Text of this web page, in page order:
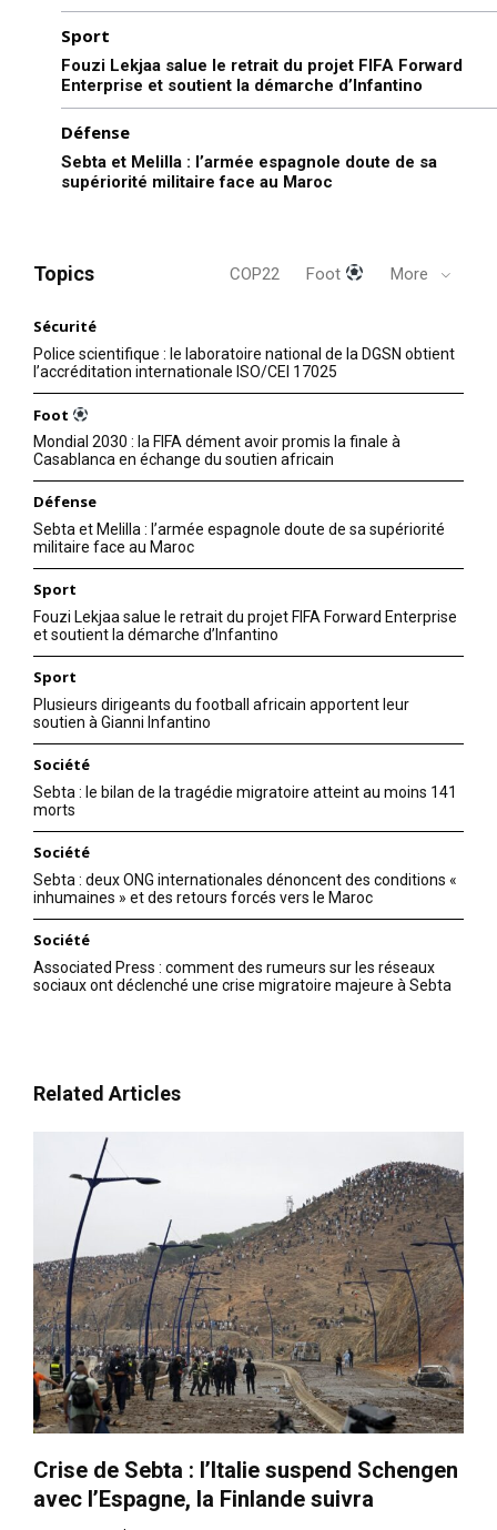
Sport
Fouzi Lekjaa salue le retrait du projet FIFA Forward
Enterprise et soutient la démarche d’Infantino
Défense
Sebta et Melilla : l’armée espagnole doute de sa
supériorité militaire face au Maroc
Topics COP22 Foot More
Sécurité
Police scientifique : le laboratoire national de la DGSN obtient
l’accréditation internationale ISO/CEI 17025
Foot
Mondial 2030 : la FIFA dément avoir promis la finale à
Casablanca en échange du soutien africain
Défense
Sebta et Melilla : l’armée espagnole doute de sa supériorité
militaire face au Maroc
Sport
Fouzi Lekjaa salue le retrait du projet FIFA Forward Enterprise
et soutient la démarche d’Infantino
Sport
Plusieurs dirigeants du football africain apportent leur
soutien à Gianni Infantino
Société
Sebta : le bilan de la tragédie migratoire atteint au moins 141
morts
Société
Sebta : deux ONG internationales dénoncent des conditions «
inhumaines » et des retours forcés vers le Maroc
Société
Associated Press : comment des rumeurs sur les réseaux
sociaux ont déclenché une crise migratoire majeure à Sebta
Related Articles
Crise de Sebta : l’Italie suspend Schengen
avec l’Espagne, la Finlande suivra